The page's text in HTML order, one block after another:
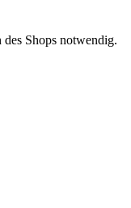
Shops notwendig.